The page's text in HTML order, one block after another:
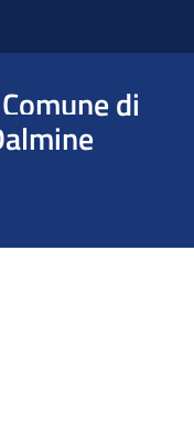
Comune di